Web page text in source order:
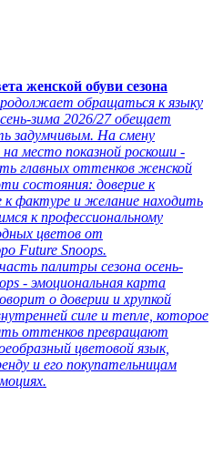
женской обуви сезона
обращаться к языку
зима 2026/27 обещает
задумчивым. На смену
место показной роскоши -
главных оттенков женской
состояния: доверие к
к фактуре и желание находить
к профессиональному
цветов от
Future Snoops.
палитры сезона осень-
- эмоциональная карта
о доверии и хрупкой
силе и тепле, которое
оттенков превращают
цветовой язык,
и его покупательницам